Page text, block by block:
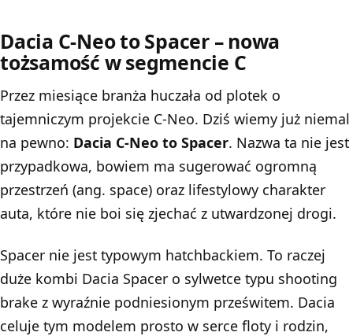
Dacia C-Neo to Spacer – nowa
tożsamość w segmencie C
Przez miesiące branża huczała od plotek o
tajemniczym projekcie C-Neo. Dziś wiemy już niemal
na pewno: Dacia C-Neo to Spacer. Nazwa ta nie jest
przypadkowa, bowiem ma sugerować ogromną
przestrzeń (ang. space) oraz lifestylowy charakter
auta, które nie boi się zjechać z utwardzonej drogi.
Spacer nie jest typowym hatchbackiem. To raczej
duże kombi Dacia Spacer o sylwetce typu shooting
brake z wyraźnie podniesionym prześwitem. Dacia
celuje tym modelem prosto w serce floty i rodzin,